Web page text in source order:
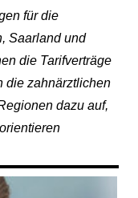
für die
Saarland und
die Tarifverträge
die zahnärztlichen
dazu auf,